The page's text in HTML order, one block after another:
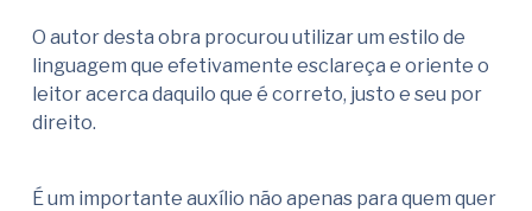
O autor desta obra procurou utilizar um estilo de
linguagem que efetivamente esclareça e oriente o
leitor acerca daquilo que é correto, justo e seu por
direito.
É um importante auxílio não apenas para quem quer